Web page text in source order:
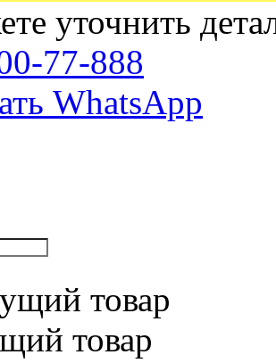
уточнить
77-888
WhatsApp
товар
товар